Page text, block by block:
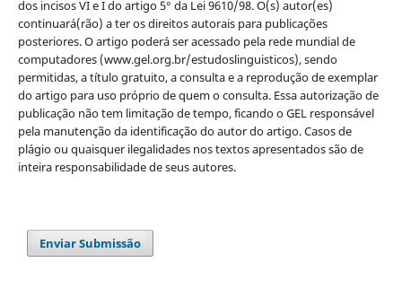
dos incisos VI e I do artigo 5° da Lei 9610/98. O(s) autor(es)
continuará(rão) a ter os direitos autorais para publicações
posteriores. O artigo poderá ser acessado pela rede mundial de
computadores (www.gel.org.br/estudoslinguisticos), sendo
permitidas, a título gratuito, a consulta e a reprodução de exemplar
do artigo para uso próprio de quem o consulta. Essa autorização de
publicação não tem limitação de tempo, ficando o GEL responsável
pela manutenção da identificação do autor do artigo. Casos de
plágio ou quaisquer ilegalidades nos textos apresentados são de
inteira responsabilidade de seus autores.
Enviar Submissão